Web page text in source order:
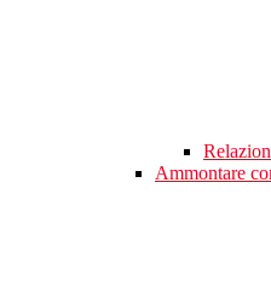
Ammontare